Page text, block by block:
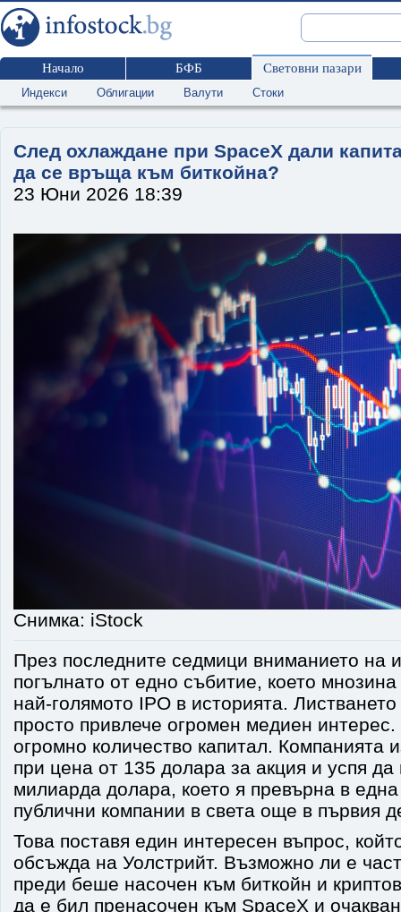
Начало БФБ Световни пазари
Индекси Облигации Валути Стоки
След охлаждане при SpaceX дали
да се връща към биткойна?
23 Юни 2026 18:39
Снимка: iStock
През последните седмици вниманието на
погълнато от едно събитие, което
най-голямото IPO в историята.
просто привлече огромен медиен
огромно количество капитал. Компанията
при цена от 135 долара за акция и успя
милиарда долара, което я превърна в
публични компании в света още в първия
Това поставя един интересен въпрос,
обсъжда на Уолстрийт. Възможно ли е
преди беше насочен към биткойн и
да е бил пренасочен към SpaceX и